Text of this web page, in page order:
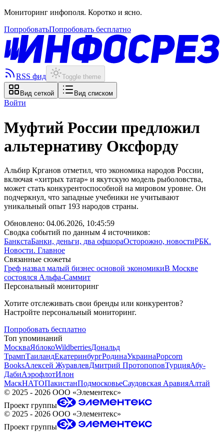
Мониторинг инфополя. Коротко и ясно.
ПопробоватьПопробовать бесплатно
RSS фид Toggle theme
Вид сеткой Вид списком
Войти
Муфтий России предложил
альтернативу Оксфорду
Альбир Крганов отметил, что экономика народов России,
включая «хитрых татар» и якутскую модель рыболовства,
может стать конкурентоспособной на мировом уровне. Он
подчеркнул, что западные учебники не учитывают
уникальный опыт 193 народов страны.
Обновлено: 04.06.2026, 10:45:59
Сводка событий по данным 4 источников:
БанкстаБанки, деньги, два офшораОсторожно, новостиРБК.
Новости. Главное
Связанные сюжеты
Греф назвал малый бизнес основой экономикиВ Москве
состоялся Альфа-Саммит
Персональный мониторинг
Хотите отслеживать свои бренды или конкурентов?
Настройте персональный мониторинг.
Попробовать бесплатно
Топ упоминаний
МоскваЯблокоWildberriesДональд
ТрампТаиландЕкатеринбургРодинаУкраинаPopcorn
BooksАлексей ЖуравлевДмитрий ПротопоповТурцияАбу-
ДабиАэрофлотИлон
МаскНАТОПакистанПодмосковьеСаудовская АравияАлтай
© 2025 - 2026 ООО «Элементекс»
Проект группы
© 2025 - 2026 ООО «Элементекс»
Проект группы